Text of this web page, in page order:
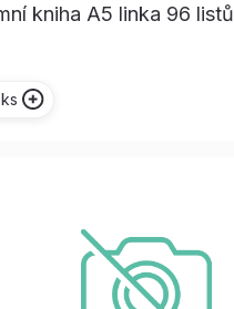
kniha A5 linka 96 listů
ks